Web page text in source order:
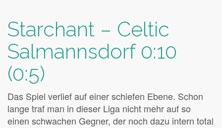
Starchant – Celtic
Salmannsdorf 0:10
(0:5)
Das Spiel verlief auf einer schiefen Ebene. Schon
lange traf man in dieser Liga nicht mehr auf so
einen schwachen Gegner, der noch dazu intern total